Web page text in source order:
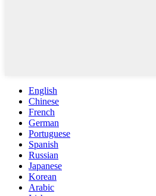
English
Chinese
French
German
Portuguese
Spanish
Russian
Japanese
Korean
Arabic